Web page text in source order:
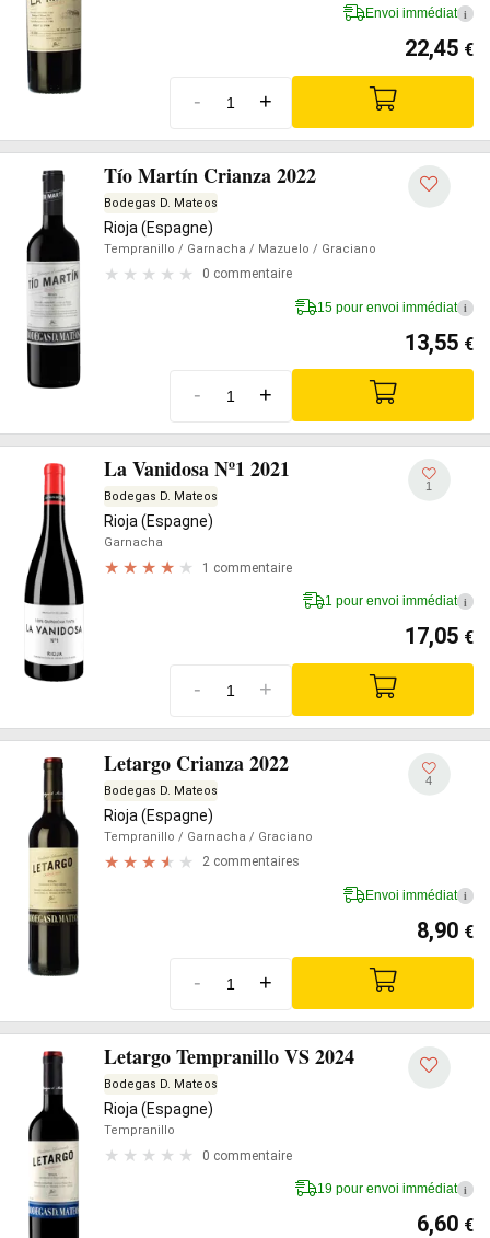
Envoi immédiat i
22,45 €
- +
Tío Martín Crianza 2022
Bodegas D. Mateos
Rioja (Espagne)
Tempranillo / Garnacha / Mazuelo / Graciano
0 commentaire
15 pour envoi immédiat i
13,55 €
- +
La Vanidosa Nº1 2021
Bodegas D. Mateos
Rioja (Espagne)
Garnacha
1 commentaire
1
1 pour envoi immédiat i
17,05 €
- +
Letargo Crianza 2022
Bodegas D. Mateos
Rioja (Espagne)
Tempranillo / Garnacha / Graciano
2 commentaires
4
Envoi immédiat i
8,90 €
- +
Letargo Tempranillo VS 2024
Bodegas D. Mateos
Rioja (Espagne)
Tempranillo
0 commentaire
19 pour envoi immédiat i
6,60 €